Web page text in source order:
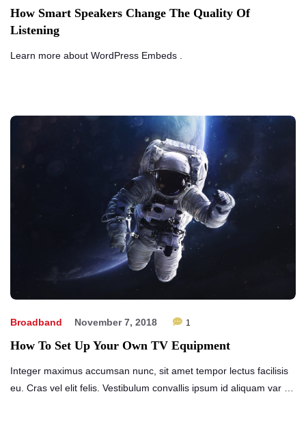
How Smart Speakers Change The Quality Of
Listening
Learn more about WordPress Embeds .
Broadband November 7, 2018 1
How To Set Up Your Own TV Equipment
Integer maximus accumsan nunc, sit amet tempor lectus facilisis
eu. Cras vel elit felis. Vestibulum convallis ipsum id aliquam var …